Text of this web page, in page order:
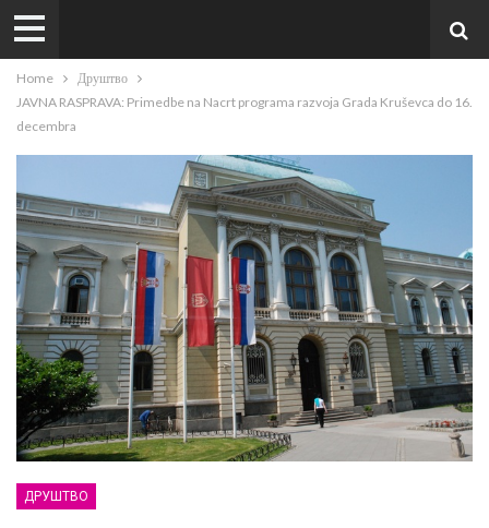
Home
Друштво
JAVNA RASPRAVA: Primedbe na Nacrt programa razvoja Grada Kruševca do 16.
decembra
ДРУШТВО